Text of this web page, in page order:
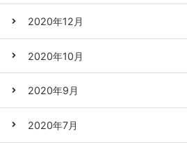
2020年12月
2020年10月
2020年9月
2020年7月